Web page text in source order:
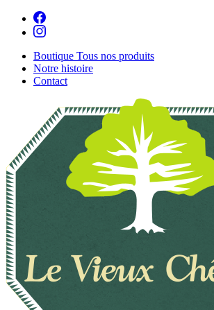
Boutique Tous nos produits
Notre histoire
Contact